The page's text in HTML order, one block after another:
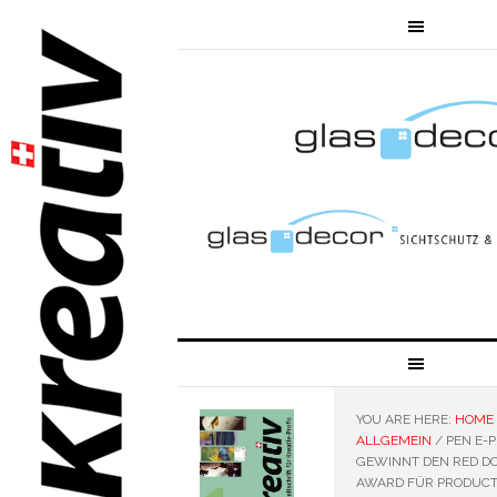
YOU ARE HERE: HOME
ALLGEMEIN /PEN E-
GEWINNT DEN RED
AWARD FÜR PRODUCT